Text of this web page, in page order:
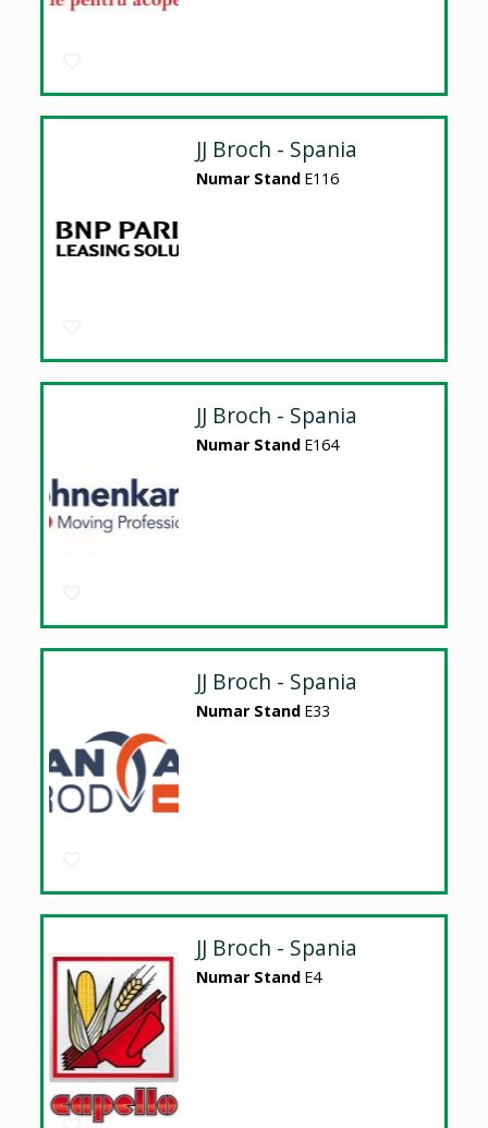
JJ Broch - Spania
Numar Stand E116
JJ Broch - Spania
Numar Stand E164
JJ Broch - Spania
Numar Stand E33
JJ Broch - Spania
Numar Stand E4